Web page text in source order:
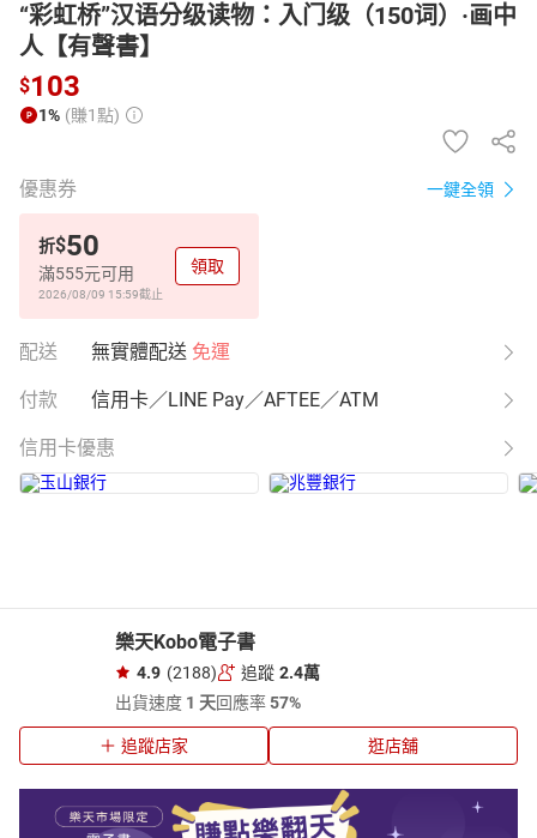
“彩虹桥”汉语分级读物：入门级（150词）·画中
人【有聲書】
$103
1% (賺1點)
優惠券 一鍵全領
折$50
滿555元可用
2026/08/09 15:59截止
領取
配送 無實體配送 免運
付款 信用卡／LINE Pay／AFTEE／ATM
信用卡優惠
樂天Kobo電子書
4.9 (2188) 追蹤 2.4萬
出貨速度 1 天回應率57%
追蹤店家 逛店舖